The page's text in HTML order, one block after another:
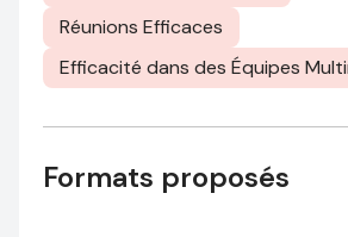
Réunions Efficaces
Efficacité dans des Équipes
Formats proposés